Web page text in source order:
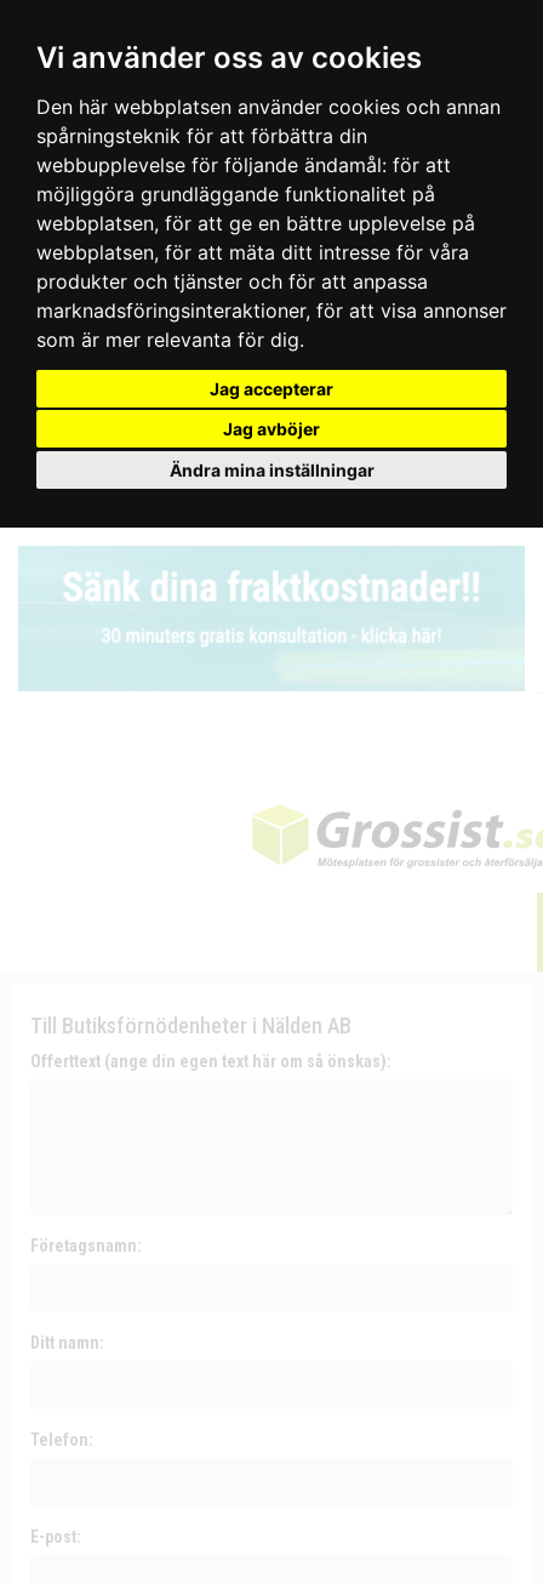
Vi använder oss av cookies
Den här webbplatsen använder cookies och annan
spårningsteknik för att förbättra din
webbupplevelse för följande ändamål: för att
möjliggöra grundläggande funktionalitet på
webbplatsen, för att ge en bättre upplevelse på
webbplatsen, för att mäta ditt intresse för våra
produkter och tjänster och för att anpassa
marknadsföringsinteraktioner, för att visa annonser
som är mer relevanta för dig.
Jag accepterar
Jag avböjer
Ändra mina inställningar
Till Butiksförnödenheter i Nälden AB
Offerttext (ange din egen text här om så önskas):
Företagsnamn:
Ditt namn:
Telefon:
E-post: